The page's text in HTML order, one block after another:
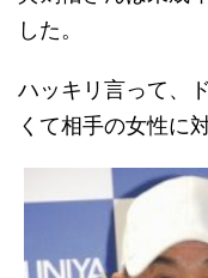
した。
ハッキリ言って、
くて相手の女性に